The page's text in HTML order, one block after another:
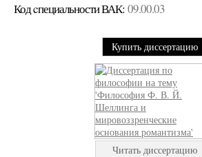
Код cпециальности ВАК: 09.00.03
Купить диссертацию
Читать диссертацию